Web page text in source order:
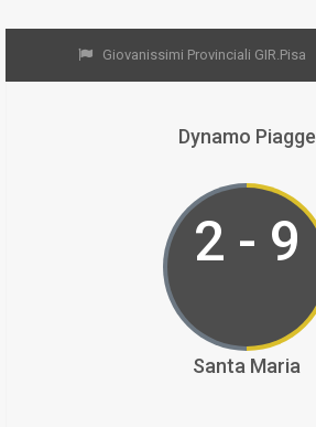
Giovanissimi Provinciali GIR.Pisa
Dynamo Piagge
2 - 9
Santa Maria